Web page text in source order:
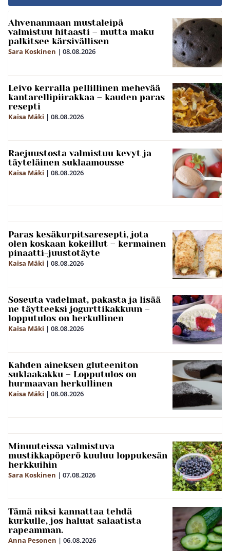
Ahvenanmaan mustaleipä
valmistuu hitaasti – mutta maku
palkitsee kärsivällisen
Sara Koskinen | 08.08.2026
Leivo kerralla pellillinen mehevää
kantarellipiirakkaa – kauden paras
resepti
Kaisa Mäki | 08.08.2026
Raejuustosta valmistuu kevyt ja
täyteläinen suklaamousse
Kaisa Mäki | 08.08.2026
Paras kesäkurpitsaresepti, jota
olen koskaan kokeillut – kermainen
pinaatti-juustotäyte
Kaisa Mäki | 08.08.2026
Soseuta vadelmat, pakasta ja lisää
ne täytteeksi jogurttikakkuun –
lopputulos on herkullinen
Kaisa Mäki | 08.08.2026
Kahden aineksen gluteeniton
suklaakakku – Lopputulos on
hurmaavan herkullinen
Kaisa Mäki | 08.08.2026
Minuuteissa valmistuva
mustikkapöperö kuuluu loppukesän
herkkuihin
Sara Koskinen | 07.08.2026
Tämä niksi kannattaa tehdä
kurkulle, jos haluat salaatista
rapeamman.
Anna Pesonen | 06.08.2026